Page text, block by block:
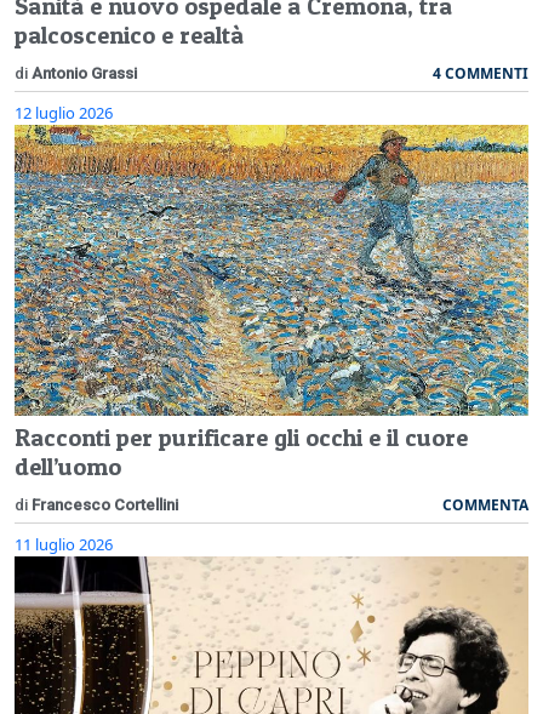
palcoscenico e realtà
di Antonio Grassi 4 COMMENTI
12 luglio 2026
Racconti per purificare gli occhi e il cuore
dell’uomo
di Francesco Cortellini COMMENTA
11 luglio 2026